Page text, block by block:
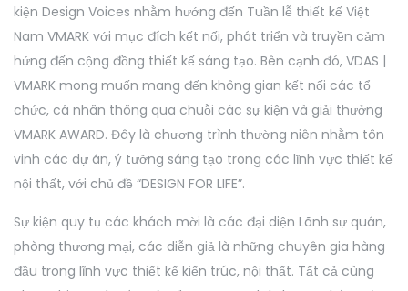
kiện Design Voices nhằm hướng đến Tuần lễ thiết kế Việt
Nam VMARK với mục đích kết nối, phát triển và truyền cảm
hứng đến cộng đồng thiết kế sáng tạo. Bên cạnh đó, VDAS |
VMARK mong muốn mang đến không gian kết nối các tổ
chức, cá nhân thông qua chuỗi các sự kiện và giải thưởng
VMARK AWARD. Đây là chương trình thường niên nhằm tôn
vinh các dự án, ý tưởng sáng tạo trong các lĩnh vực thiết kế
nội thất, với chủ đề “DESIGN FOR LIFE”.
Sự kiện quy tụ các khách mời là các đại diện Lãnh sự quán,
phòng thương mại, các diễn giả là những chuyên gia hàng
đầu trong lĩnh vực thiết kế kiến trúc, nội thất. Tất cả cùng